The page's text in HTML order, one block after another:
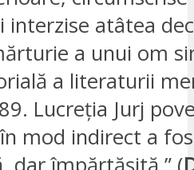
interzise atâtea
a unui om
a literaturii
Lucreția Jurj
mod indirect a